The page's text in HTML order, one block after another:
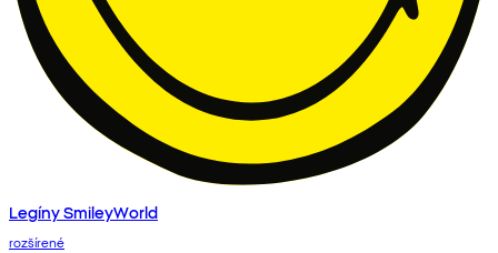
Legíny SmileyWorld
rozšírené